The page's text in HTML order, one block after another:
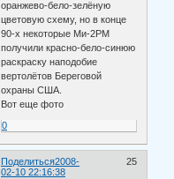
оранжево-бело-зелёную
цветовую схему, но в конце
90-х некоторые Ми-2РМ
получили красно-бело-синюю
раскраску наподобие
вертолётов Береговой
охраны США.
Вот еще фото
0
Поделиться 25
2008-
02-10 22:16:38